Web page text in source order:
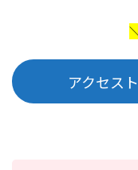
アクセス